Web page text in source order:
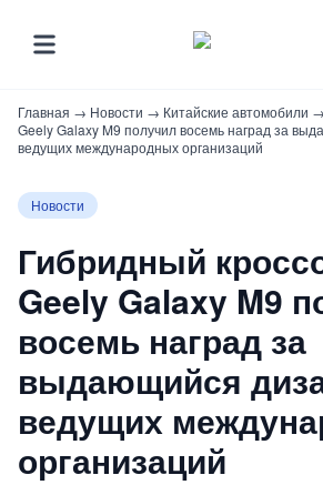
Главная → Новости → Китайские автомобили →
Geely Galaxy M9 получил восемь наград за
ведущих международных организаций
Новости
Гибридный
Geely Galaxy M9
восемь наград за
выдающийся
ведущих
организаций